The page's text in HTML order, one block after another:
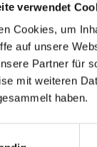
verwendet
Cookies, um
auf unsere
Partner für
mit weiteren
haben.